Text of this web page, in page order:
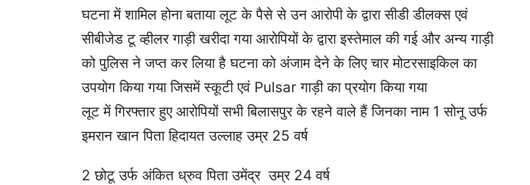
घटना में शामिल होना बताया लूट के पैसे से उन आरोपी के द्वारा सीडी डीलक्स एवं
सीबीजेड टू व्हीलर गाड़ी खरीदा गया आरोपियों के द्वारा इस्तेमाल की गई और अन्य गाड़ी
को पुलिस ने जप्त कर लिया है घटना को अंजाम देने के लिए चार मोटरसाइकिल का
उपयोग किया गया जिसमें स्कूटी एवं Pulsar गाड़ी का प्रयोग किया गया
लूट में गिरफ्तार हुए आरोपियों सभी बिलासपुर के रहने वाले हैं जिनका नाम 1 सोनू उर्फ
इमरान खान पिता हिदायत उल्लाह उम्र 25 वर्ष
2 छोटू उर्फ अंकित ध्रुव पिता उमेंद्र उम्र 24 वर्ष